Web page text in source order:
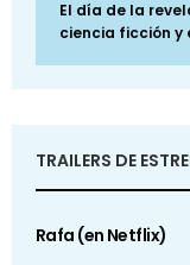
El día de la
ciencia ficción y
TRAILERS DE
Rafa (en Netflix)